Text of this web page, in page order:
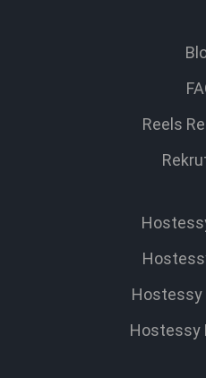
Reels
Hostessy
Hostessy